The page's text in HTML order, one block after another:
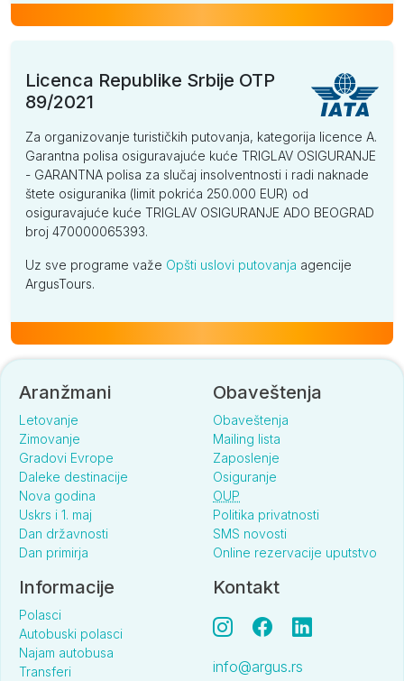
Licenca Republike Srbije OTP
89/2021
Za organizovanje turističkih putovanja, kategorija licence A.
Garantna polisa osiguravajuće kuće TRIGLAV OSIGURANJE
- GARANTNA polisa za slučaj insolventnosti i radi naknade
štete osiguranika (limit pokrića 250.000 EUR) od
osiguravajuće kuće TRIGLAV OSIGURANJE ADO BEOGRAD
broj 470000065393.
Uz sve programe važe Opšti uslovi putovanja agencije
ArgusTours.
Aranžmani
Letovanje
Zimovanje
Gradovi Evrope
Daleke destinacije
Nova godina
Uskrs i 1. maj
Dan državnosti
Dan primirja
Obaveštenja
Obaveštenja
Mailing lista
Zaposlenje
Osiguranje
OUP
Politika privatnosti
SMS novosti
Online rezervacije uputstvo
Informacije
Polasci
Autobuski polasci
Najam autobusa
Transferi
Kontakt
info@argus.rs